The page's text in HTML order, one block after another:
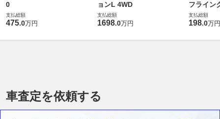
0
支払総額
475.0万円
ョンL 4WD
支払総額
1698.0万円
フライン
支払総額
198.0万円
車査定を依頼する